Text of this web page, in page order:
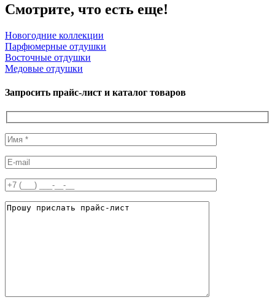
Смотрите, что есть еще!
Новогодние коллекции
Парфюмерные отдушки
Восточные отдушки
Медовые отдушки
Запросить прайс-лист и каталог товаров